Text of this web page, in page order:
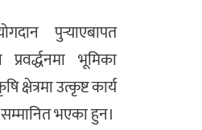
पुर्‍याएबापत
भूमिका
उत्कृष्ट कार्य
सम्मानित भएका हुन।